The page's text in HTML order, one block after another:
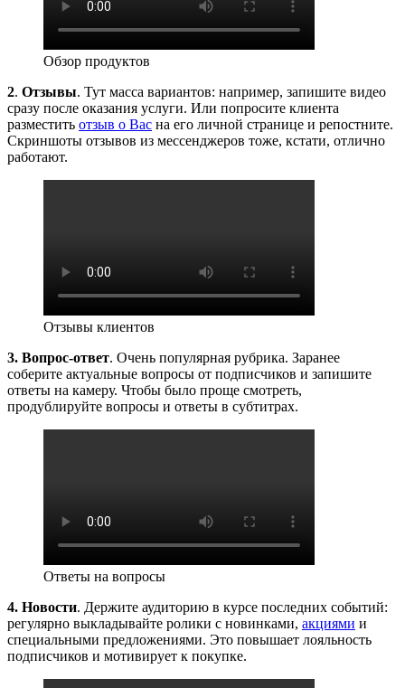
Обзор продуктов
2. Отзывы. Тут масса вариантов: например, запишите видео
сразу после оказания услуги. Или попросите клиента
разместить отзыв о Вас на его личной странице и репостните.
Скриншоты отзывов из мессенджеров тоже, кстати, отлично
работают.
Отзывы клиентов
3. Вопрос-ответ. Очень популярная рубрика. Заранее
соберите актуальные вопросы от подписчиков и запишите
ответы на камеру. Чтобы было проще смотреть,
продублируйте вопросы и ответы в субтитрах.
Ответы на вопросы
4. Новости. Держите аудиторию в курсе последних событий:
регулярно выкладывайте ролики с новинками, акциями и
специальными предложениями. Это повышает лояльность
подписчиков и мотивирует к покупке.